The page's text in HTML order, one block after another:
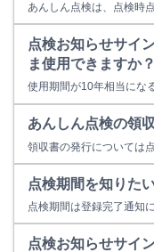
点検お知らせサイ
ま使用できますか？
あんしん点検の領
点検期間を知りた
点検お知らせサイ